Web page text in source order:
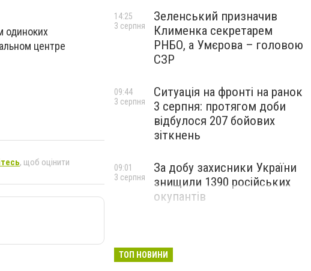
одиноких
центре
, щоб оцінити
Зеленський призначив
Клименка секретарем
РНБО, а Умєрова – головою
СЗР
14:25
3 серпня
Ситуація на фронті на ранок
3 серпня: протягом доби
відбулося 207 бойових
зіткнень
09:44
3 серпня
За добу захисники України
знищили 1390 російських
окупантів
09:01
3 серпня
ТОП НОВИНИ